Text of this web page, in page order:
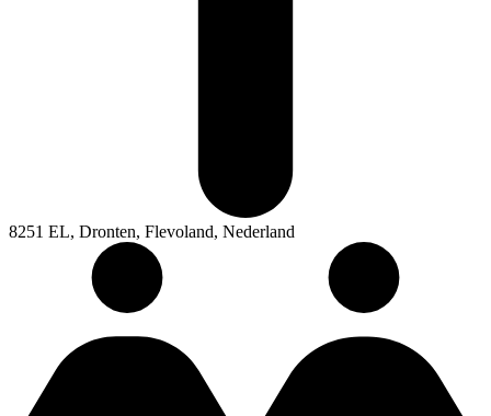
8251 EL, Dronten, Flevoland, Nederland